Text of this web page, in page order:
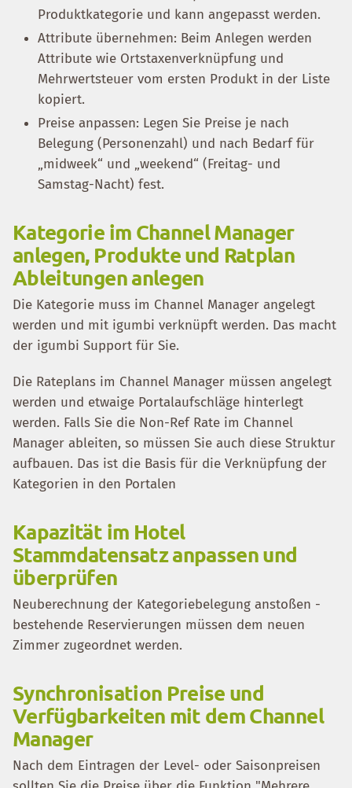
Produktkategorie und kann angepasst werden.
Attribute übernehmen: Beim Anlegen werden
Attribute wie Ortstaxenverknüpfung und
Mehrwertsteuer vom ersten Produkt in der Liste
kopiert.
Preise anpassen: Legen Sie Preise je nach
Belegung (Personenzahl) und nach Bedarf für
„midweek“ und „weekend“ (Freitag- und
Samstag-Nacht) fest.
Kategorie im Channel Manager
anlegen, Produkte und Ratplan
Ableitungen anlegen
Die Kategorie muss im Channel Manager angelegt
werden und mit igumbi verknüpft werden. Das macht
der igumbi Support für Sie.
Die Rateplans im Channel Manager müssen angelegt
werden und etwaige Portalaufschläge hinterlegt
werden. Falls Sie die Non-Ref Rate im Channel
Manager ableiten, so müssen Sie auch diese Struktur
aufbauen. Das ist die Basis für die Verknüpfung der
Kategorien in den Portalen
Kapazität im Hotel
Stammdatensatz anpassen und
überprüfen
Neuberechnung der Kategoriebelegung anstoßen -
bestehende Reservierungen müssen dem neuen
Zimmer zugeordnet werden.
Synchronisation Preise und
Verfügbarkeiten mit dem Channel
Manager
Nach dem Eintragen der Level- oder Saisonpreisen